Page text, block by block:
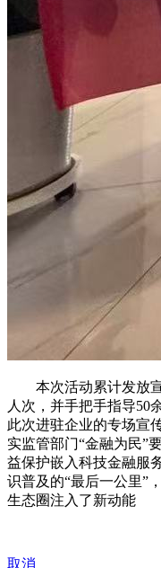
本次活动累计发放宣
人次，并手把手指导50
此次进驻企业的专场宣
实监管部门“金融为民”
益保护嵌入科技金融服
识普及的“最后一公里”
生态圈注入了新动能
取消